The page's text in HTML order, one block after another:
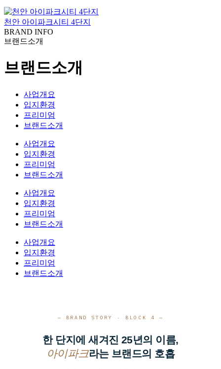
천안 아이파크시티 4단지
BRAND INFO
브랜드소개
브랜드소개
사업개요
입지환경
프리미엄
브랜드소개
사업개요
입지환경
프리미엄
브랜드소개
사업개요
입지환경
프리미엄
브랜드소개
사업개요
입지환경
프리미엄
브랜드소개
— BRAND STORY · BLOCK 4 —
한 단지에 새겨진 25년의 이름,
아이파크라는 브랜드의 호흡